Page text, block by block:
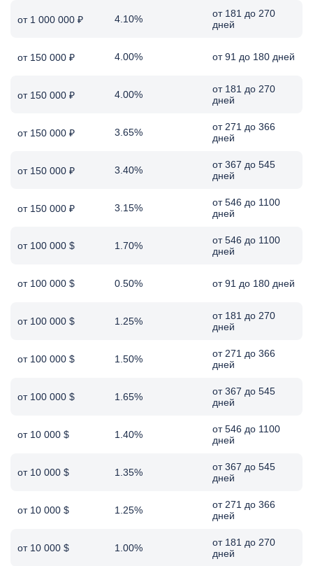
от 1 000 000 ₽ 4.10%
от 181 до 270
дней
от 150 000 ₽ 4.00% от 91 до 180 дней
от 150 000 ₽ 4.00%
от 181 до 270
дней
от 150 000 ₽ 3.65%
от 271 до 366
дней
от 150 000 ₽ 3.40%
от 367 до 545
дней
от 150 000 ₽ 3.15%
от 546 до 1100
дней
от 100 000 $ 1.70%
от 546 до 1100
дней
от 100 000 $ 0.50% от 91 до 180 дней
от 100 000 $ 1.25%
от 181 до 270
дней
от 100 000 $ 1.50%
от 271 до 366
дней
от 100 000 $ 1.65%
от 367 до 545
дней
от 10 000 $ 1.40%
от 546 до 1100
дней
от 10 000 $ 1.35%
от 367 до 545
дней
от 10 000 $ 1.25%
от 271 до 366
дней
от 10 000 $ 1.00%
от 181 до 270
дней